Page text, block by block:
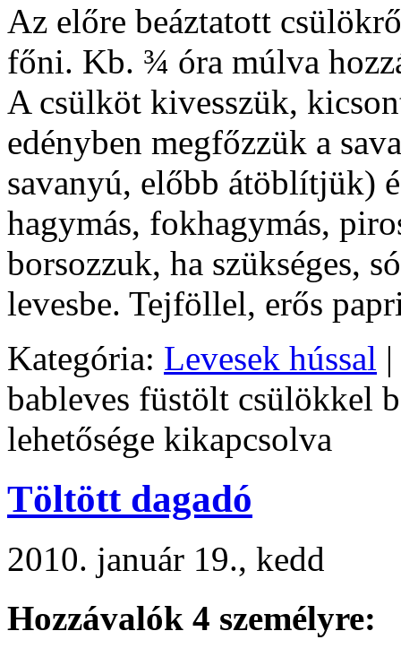
Az előre beáztatott
főni. Kb. ¾ óra múlva
A csülköt kivesszük,
edényben megfőzzük a
savanyú, előbb átöblítjük)
hagymás, fokhagymás,
borsozzuk, ha szükséges,
levesbe. Tejföllel, erős
Kategória: Levesek hússal
bableves füstölt csülökkel
lehetősége kikapcsolva
Töltött dagadó
2010. január 19., kedd
Hozzávalók 4 személyre: